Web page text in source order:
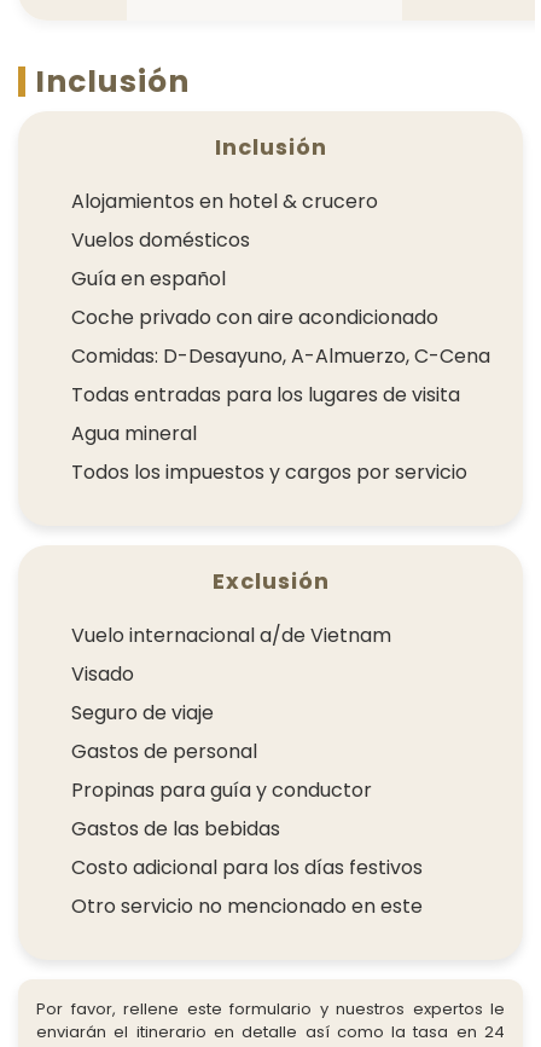
Inclusión
Inclusión
Alojamientos en hotel & crucero
Vuelos domésticos
Guía en español
Coche privado con aire acondicionado
Comidas: D-Desayuno, A-Almuerzo, C-Cena
Todas entradas para los lugares de visita
Agua mineral
Todos los impuestos y cargos por servicio
Exclusión
Vuelo internacional a/de Vietnam
Visado
Seguro de viaje
Gastos de personal
Propinas para guía y conductor
Gastos de las bebidas
Costo adicional para los días festivos
Otro servicio no mencionado en este
Por favor, rellene este formulario y nuestros expertos le
enviarán el itinerario en detalle así como la tasa en 24